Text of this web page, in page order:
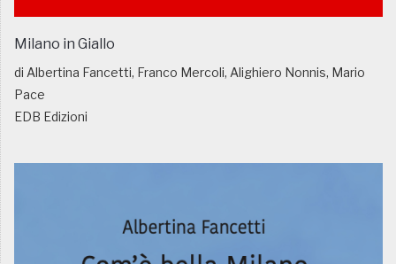
Milano in Giallo
di Albertina Fancetti, Franco Mercoli, Alighiero Nonnis, Mario
Pace
EDB Edizioni